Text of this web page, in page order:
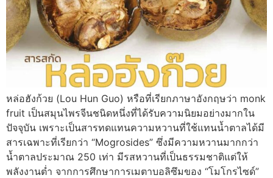
หล่อฮังก้วย (Lou Hun Guo) หรือที่เรียกภาษาอังกฤษว่า monk
fruit เป็นสมุนไพรจีนชนิดหนึ่งที่ได้รับความนิยมอย่างมากใน
ปัจจุบัน เพราะเป็นสารทดแทนความหวานที่ใช้แทนน้ำตาลได้มี
สารเฉพาะที่เรียกว่า “Mogrosides” ซึ่งมีความหวานมากกว่า
น้ำตาลประมาณ 250 เท่า มีรสหวานที่เป็นธรรมชาติแต่ให้
พลังงานต่ำ จากการศึกษาการเมตาบอลิซึมของ “โมโกรไซด์”